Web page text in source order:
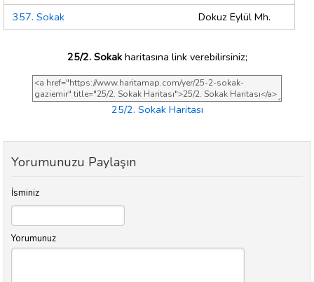
357. Sokak
Dokuz Eylül Mh.
25/2. Sokakharitasına link verebilirsiniz;
25/2. Sokak Haritası
Yorumunuzu Paylaşın
İsminiz
Yorumunuz